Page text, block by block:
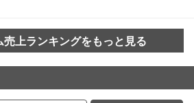
上ランキングをもっと見る